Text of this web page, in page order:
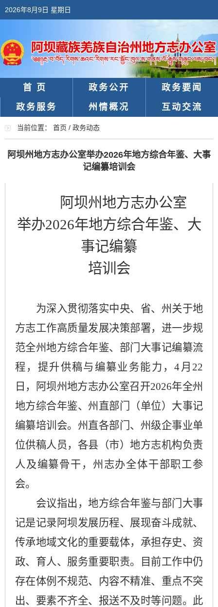
2026年8月9日 星期日
首页 政务公开
政务要闻
政务服务
州情概况 互动交流
当前位置： 首页 / 政务动态
阿坝州地方志办公室举办2026年地方综合年鉴、大事
记编纂培训会
阿坝州 地方志办公室
举办2026年地方综合年鉴、 大
事记编纂
培训会
为深入贯彻落实中央、省、州关于地
方志工作高质量发展决策部署，进一步规
范全州地方综合年鉴、 部门 大事记编纂流
程，提升供稿与编纂业务能力，4 月 22
日，阿坝州地方志办公室召开2026年全州
地方综合年鉴、州直部门（单位）大事记
编纂培训会。 州直各部门、州级企事业单
位供稿人员，各县（市）地方志机构负责
人及编纂骨干，州志办全体干部职工参
会。
会议指出，地方综合年鉴与部门大事
记是记录阿坝发展历程、展现奋斗成就、
传承地域文化的重要载体，承担存史、资
政、育人、服务重要职责。目前工作中仍
存在体例不规范、内容不精准、重点不突
出、要素不齐全、报送不及时等问题。此